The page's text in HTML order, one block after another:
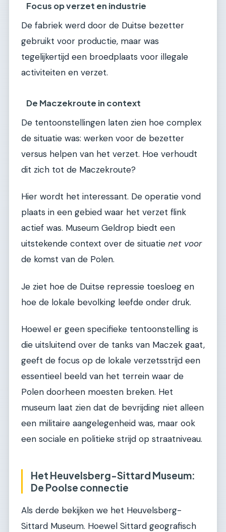
Focus op verzet en industrie
De fabriek werd door de Duitse bezetter
gebruikt voor productie, maar was
tegelijkertijd een broedplaats voor illegale
activiteiten en verzet.
De Maczekroute in context
De tentoonstellingen laten zien hoe complex
de situatie was: werken voor de bezetter
versus helpen van het verzet. Hoe verhoudt
dit zich tot de Maczekroute?
Hier wordt het interessant. De operatie vond
plaats in een gebied waar het verzet flink
actief was. Museum Geldrop biedt een
uitstekende context over de situatie net voor
de komst van de Polen.
Je ziet hoe de Duitse repressie toesloeg en
hoe de lokale bevolking leefde onder druk.
Hoewel er geen specifieke tentoonstelling is
die uitsluitend over de tanks van Maczek gaat,
geeft de focus op de lokale verzetsstrijd een
essentieel beeld van het terrein waar de
Polen doorheen moesten breken. Het
museum laat zien dat de bevrijding niet alleen
een militaire aangelegenheid was, maar ook
een sociale en politieke strijd op straatniveau.
Het Heuvelsberg-Sittard Museum:
De Poolse connectie
Als derde bekijken we het Heuvelsberg-
Sittard Museum. Hoewel Sittard geografisch